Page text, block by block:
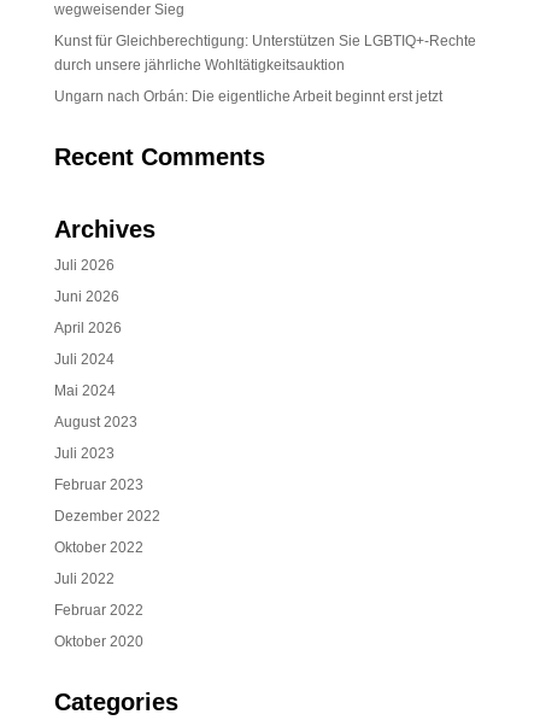
wegweisender Sieg
Kunst für Gleichberechtigung: Unterstützen Sie LGBTIQ+-Rechte
durch unsere jährliche Wohltätigkeitsauktion
Ungarn nach Orbán: Die eigentliche Arbeit beginnt erst jetzt
Recent Comments
Archives
Juli 2026
Juni 2026
April 2026
Juli 2024
Mai 2024
August 2023
Juli 2023
Februar 2023
Dezember 2022
Oktober 2022
Juli 2022
Februar 2022
Oktober 2020
Categories